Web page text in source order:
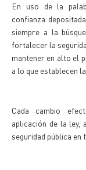
En uso de la
confianza
siempre a la
fortalecer la
mantener en alto el
a lo que establecen
Cada cambio
aplicación de la ley,
seguridad pública en